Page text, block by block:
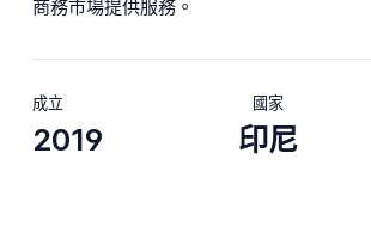
商務市場提供服務。
成立
2019
國家
印尼